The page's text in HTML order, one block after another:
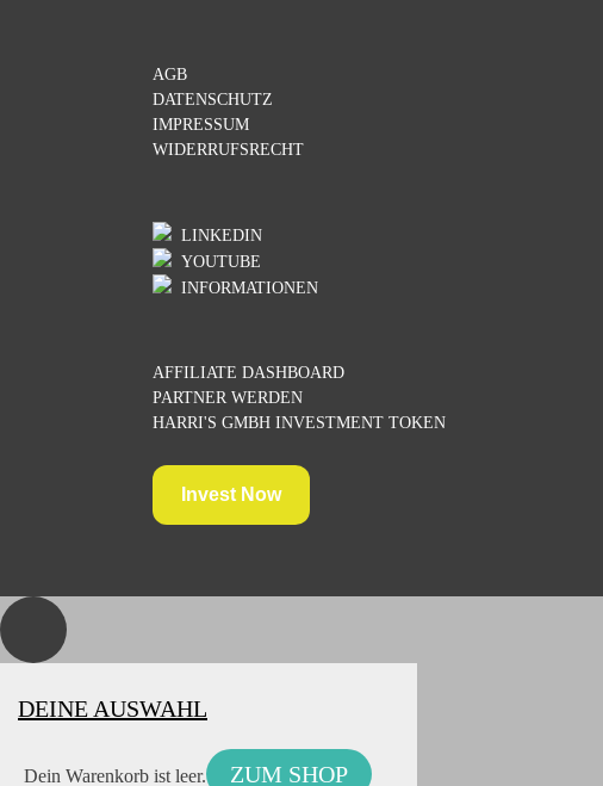
AGB
DATENSCHUTZ
IMPRESSUM
WIDERRUFSRECHT
LINKEDIN
YOUTUBE
INFORMATIONEN
AFFILIATE DASHBOARD
PARTNER WERDEN
HARRI'S GMBH INVESTMENT TOKEN
DEINE AUSWAHL
Dein Warenkorb ist leer. ZUM SHOP